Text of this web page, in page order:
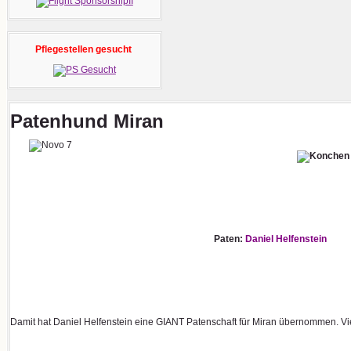
Pflegestellen gesucht
Patenhund Miran
Paten: Daniel Helfenstein
Damit hat Daniel Helfenstein eine GIANT Patenschaft für Miran übernommen.